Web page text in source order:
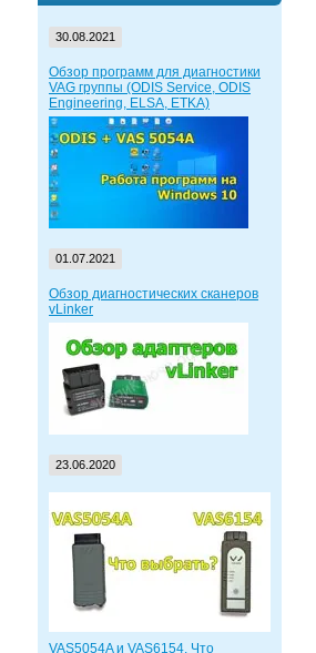
30.08.2021
Обзор программ для диагностики
VAG группы (ODIS Service, ODIS
Engineering, ELSA, ETKA)
01.07.2021
Обзор диагностических сканеров
vLinker
23.06.2020
VAS5054A и VAS6154. Что